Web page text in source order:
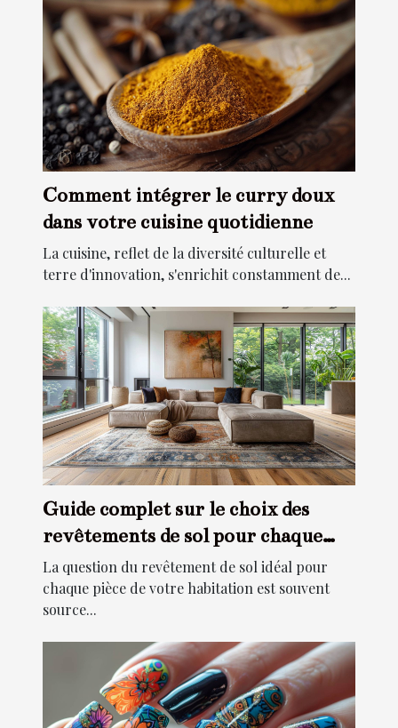
Comment intégrer le curry doux
dans votre cuisine quotidienne
La cuisine, reflet de la diversité culturelle et
terre d'innovation, s'enrichit constamment de...
Guide complet sur le choix des
revêtements de sol pour chaque
pièce
La question du revêtement de sol idéal pour
chaque pièce de votre habitation est souvent
source...